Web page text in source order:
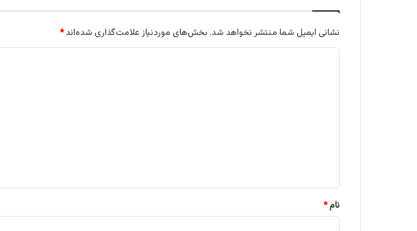
نشانی ایمیل شما منتشر نخواهد شد. بخش‌های موردنیاز علامت‌گذاری شده‌اند*
نام*